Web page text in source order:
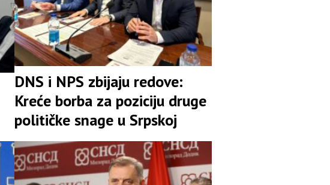
DNS i NPS zbijaju redove:
Kreće borba za poziciju druge
političke snage u Srpskoj